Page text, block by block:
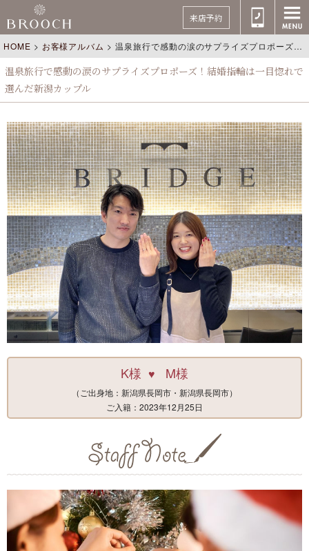
来店予約
HOME > お客様アルバム >温泉旅行で感動の涙のサプライズプロポーズ！結婚指輪は一目惚れで選んだ新潟カップル
温泉旅行で感動の涙のサプライズプロポーズ！結婚指輪は一目惚れで
選んだ新潟カップル
K様 ♥ M様
（ご出身地：新潟県長岡市・新潟県長岡市）
ご入籍：2023年12月25日